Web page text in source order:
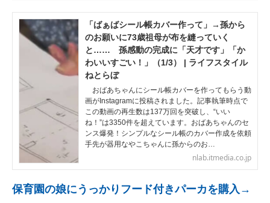
「ばぁばシール帳カバー作って」→孫から
のお願いに73歳祖母が布を縫っていく
と…… 孫感動の完成に「天才です」「か
わいいすごい！」（1/3） | ライフスタイル
ねとらぼ
おばあちゃんにシール帳カバーを作ってもらう動
画がInstagramに投稿されました。記事執筆時点で
この動画の再生数は137万回を突破し、“いい
ね！”は3350件を超えています。おばあちゃんのセ
ンス爆発！シンプルなシール帳のカバー作成を依頼
手先が器用なやこちゃんに孫からのお…
nlab.itmedia.co.jp
保育園の娘にうっかりフード付きパーカを購入→